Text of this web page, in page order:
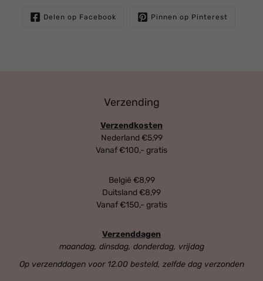
Delen op Facebook Pinnen op Pinterest
Verzending
Verzendkosten
Nederland €5,99
Vanaf €100,- gratis
België €8,99
Duitsland €8,99
Vanaf €150,- gratis
Verzenddagen
maandag, dinsdag, donderdag, vrijdag
Op verzenddagen voor 12.00 besteld, zelfde dag verzonden